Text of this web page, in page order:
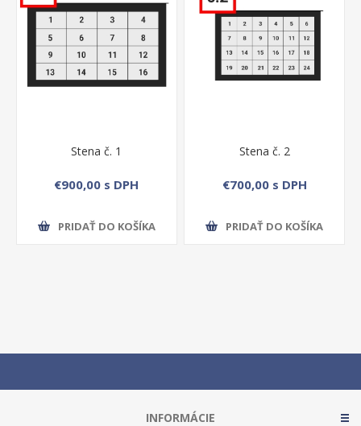
Stena č. 1
€900,00 s DPH
PRIDAŤ DO KOŠÍKA
Stena č. 2
€700,00 s DPH
PRIDAŤ DO KOŠÍKA
INFORMÁCIE